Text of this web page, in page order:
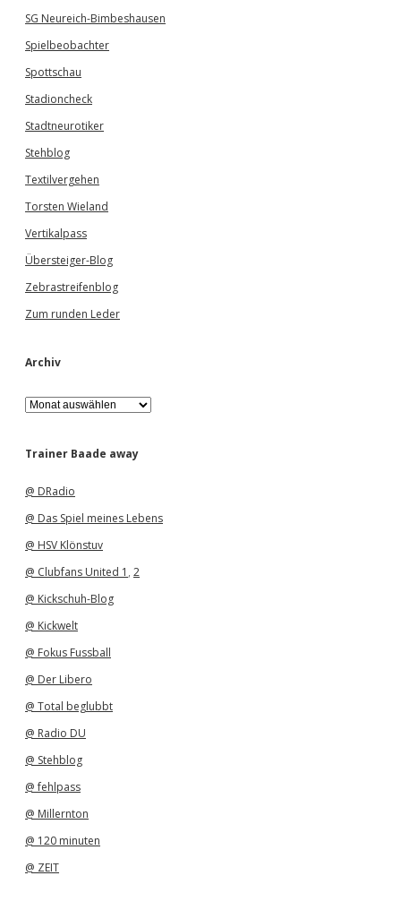
SG Neureich-Bimbeshausen
Spielbeobachter
Spottschau
Stadioncheck
Stadtneurotiker
Stehblog
Textilvergehen
Torsten Wieland
Vertikalpass
Übersteiger-Blog
Zebrastreifenblog
Zum runden Leder
Archiv
A
r
h
Trainer Baade away
@ DRadio
@ Das Spiel meines Lebens
@ HSV Klönstuv
@ Clubfans United 1 , 2
@ Kickschuh-Blog
@ Kickwelt
@ Fokus Fussball
@ Der Libero
@ Total beglubbt
@ Radio DU
@ Stehblog
@ fehlpass
@ Millernton
@ 120 minuten
@ ZEIT